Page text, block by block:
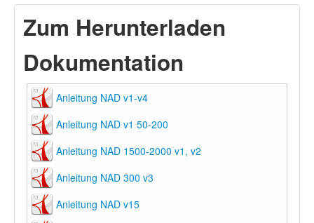
Zum Herunterladen
Dokumentation
Anleitung NAD v1-v4
Anleitung NAD v1 50-200
Anleitung NAD 1500-2000 v1, v2
Anleitung NAD 300 v3
Anleitung NAD v15